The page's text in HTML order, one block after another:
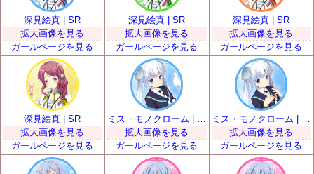
深見絵真 | SR
拡大画像を見る
ガールページを見る
深見絵真 | SR
拡大画像を見る
ガールページを見る
深見絵真 | SR
拡大画像を見る
ガールページを見る
深見絵真 | SR
拡大画像を見る
ガールページを見る
拡大画像を見る
ガールページを見る
拡大画像を見る
ガールページを見る